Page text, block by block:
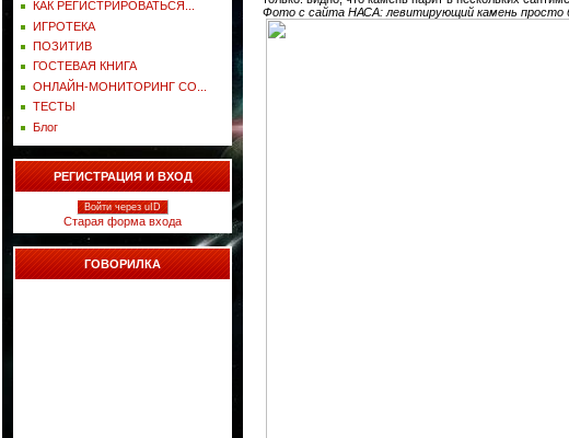
КАК РЕГИСТРИРОВАТЬСЯ...
ИГРОТЕКА
ПОЗИТИВ
ГОСТЕВАЯ КНИГА
ОНЛАЙН-МОНИТОРИНГ СО...
ТЕСТЫ
Блог
РЕГИСТРАЦИЯ И ВХОД
Войти через uID
Старая форма входа
ГОВОРИЛКА
Фото с сайта НАСА: левитирующий камень просто